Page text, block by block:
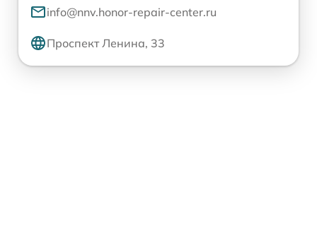
info@nnv.honor-repair-center.ru
Проспект Ленина, 33